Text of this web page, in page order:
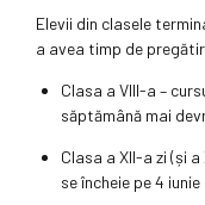
Elevii din clasele
a avea timp de
Clasa a VIII-a –
săptămână mai
Clasa a XII-a zi (și
se încheie pe 4